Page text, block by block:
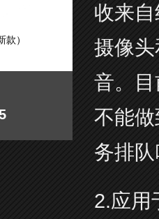
）
收来
摄像
音。
不能
务排
2.应用